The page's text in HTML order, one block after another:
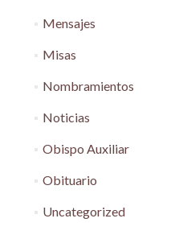
Mensajes
Misas
Nombramientos
Noticias
Obispo Auxiliar
Obituario
Uncategorized